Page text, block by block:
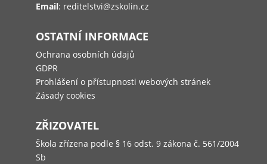
Email: reditelstvi@zskolin.cz
OSTATNÍ INFORMACE
Ochrana osobních údajů
GDPR
Prohlášení o přístupnosti webových stránek
Zásady cookies
ZŘIZOVATEL
Škola zřízena podle § 16 odst. 9 zákona č. 561/2004
Sb